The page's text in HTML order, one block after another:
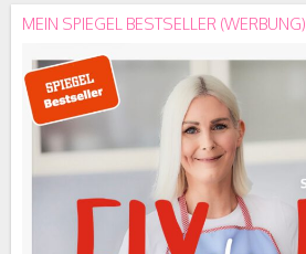
MEIN SPIEGEL BESTSELLER (WERBUNG)